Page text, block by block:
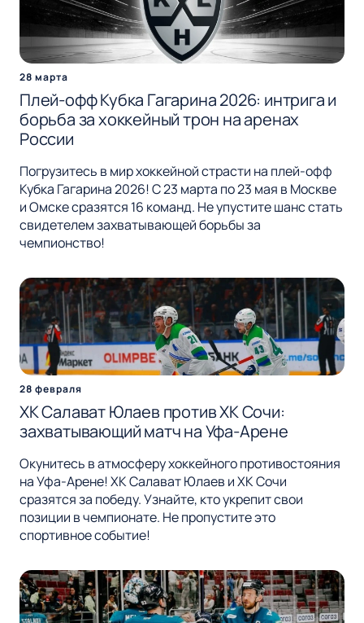
28 марта
Плей-офф Кубка Гагарина 2026: интрига и
борьба за хоккейный трон на аренах
России
Погрузитесь в мир хоккейной страсти на плей-офф
Кубка Гагарина 2026! С 23 марта по 23 мая в Москве
и Омске сразятся 16 команд. Не упустите шанс стать
свидетелем захватывающей борьбы за
чемпионство!
28 февраля
ХК Салават Юлаев против ХК Сочи:
захватывающий матч на Уфа-Арене
Окунитесь в атмосферу хоккейного противостояния
на Уфа-Арене! ХК Салават Юлаев и ХК Сочи
сразятся за победу. Узнайте, кто укрепит свои
позиции в чемпионате. Не пропустите это
спортивное событие!